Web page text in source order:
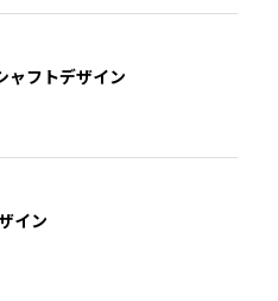
ャフトデザイン
イン